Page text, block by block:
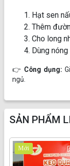
Hạt sen
Thêm
Cho long
Dùng
👉 Công dụng:
ngủ.
SẢN PHẨM
Mới